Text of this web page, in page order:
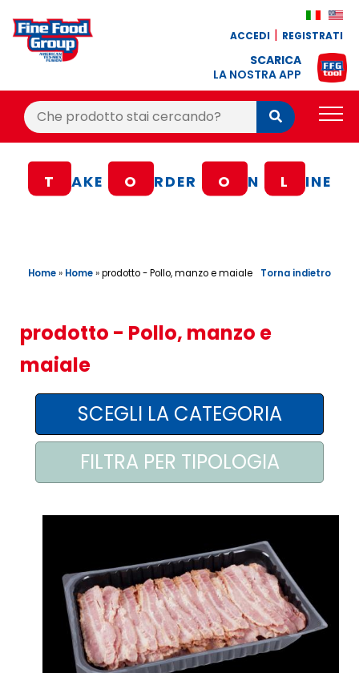
ACCEDI REGISTRATI
SCARICA
LA NOSTRA APP
Cerca:
Cerca
BLOG
CONTATTI
T AKE O RDER O N L INE
Home» Home»prodotto - Pollo, manzo e maiale Torna indietro
prodotto - Pollo, manzo e
maiale